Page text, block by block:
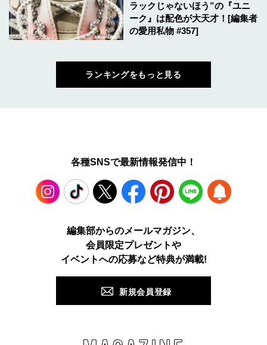
ラックじゃないほう”の『ユニ
ーク』は配色が大天才！[編集者
の愛用私物 #357]
ランキングをもっと見る
各種SNSで最新情報発信中！
TikTok Facebook Pinterest LINE
編集部からのメールマガジン、
会員限定プレゼントや
イベントへの応募など特典が満載!
新規会員登録